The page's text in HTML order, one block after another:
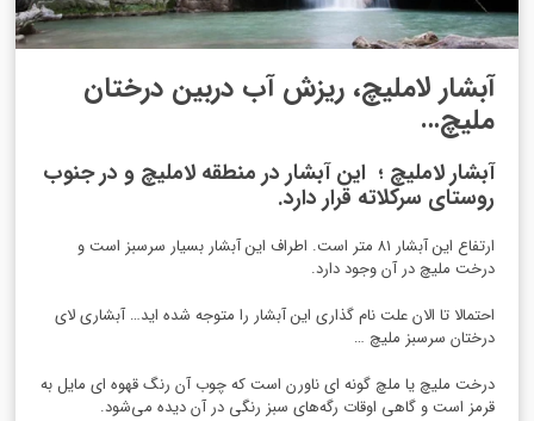
آبشار لاملیچ، ریزش آب دربین درختان
ملیچ…
آبشار لاملیچ ؛ این آبشار در منطقه لاملیچ و در جنوب
روستای سرکلاته قرار دارد.
ارتفاع این آبشار ۸۱ متر است. اطراف این آبشار بسیار سرسبز است و
درخت ملیچ در آن وجود دارد.
احتمالا تا الان علت نام گذاری این آبشار را متوجه شده اید… آبشاری لای
درختان سرسبز ملیچ …
درخت ملیچ یا ملچ گونه ای ناورن است که چوب آن رنگ قهوه ای مایل به
قرمز است و گاهی اوقات رگه‌های سبز رنگی در آن دیده می‌شود.